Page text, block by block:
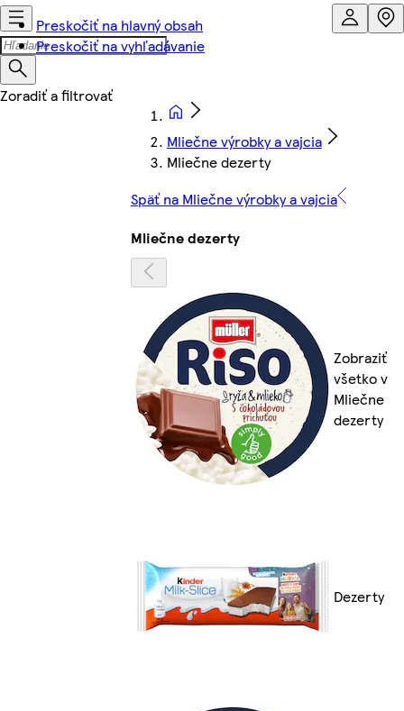
Preskočiť na hlavný obsah
Preskočiť na vyhľadávanie
Mliečne výrobky a vajcia
Mliečne dezerty
Späť na Mliečne výrobky a vajcia
Mliečne dezerty
Zobraziť
všetko v
Mliečne
dezerty
Dezerty